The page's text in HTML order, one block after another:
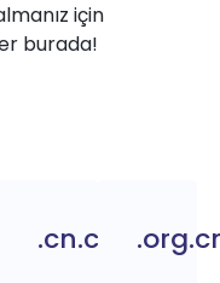
için
burada!
.cn.com